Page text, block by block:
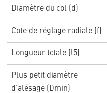
Diamètre du col (d)
Cote de réglage radiale (f)
Longueur totale (l5)
Plus petit diamètre
d'alésage (Dmin)